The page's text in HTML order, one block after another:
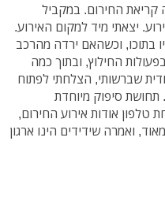
קריאת החירום. במקביל
יצאתי מיד למקום האירוע.
בתוכו, וכשהאם ירדה מהרכב
החילוץ, ובתוך כמה
שברשותי, הצלחתי לפתוח
סיפוק מיוחדת
טלפון אודות אירוע החירום,
ואמרה שידידים הינו ארגון